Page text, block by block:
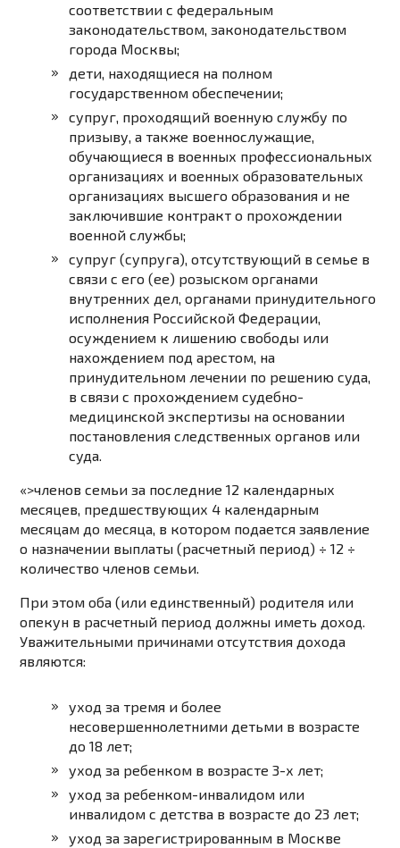
соответствии с федеральным
законодательством, законодательством
города Москвы;
дети, находящиеся на полном
государственном обеспечении;
супруг, проходящий военную службу по
призыву, а также военнослужащие,
обучающиеся в военных профессиональных
организациях и военных образовательных
организациях высшего образования и не
заключившие контракт о прохождении
военной службы;
супруг (супруга), отсутствующий в семье в
связи с его (ее) розыском органами
внутренних дел, органами принудительного
исполнения Российской Федерации,
осуждением к лишению свободы или
нахождением под арестом, на
принудительном лечении по решению суда,
в связи с прохождением судебно-
медицинской экспертизы на основании
постановления следственных органов или
суда.
«>членов семьи за последние 12 календарных
месяцев, предшествующих 4 календарным
месяцам до месяца, в котором подается заявление
о назначении выплаты (расчетный период) ÷ 12 ÷
количество членов семьи.
При этом оба (или единственный) родителя или
опекун в расчетный период должны иметь доход.
Уважительными причинами отсутствия дохода
являются:
уход за тремя и более
несовершеннолетними детьми в возрасте
до 18 лет;
уход за ребенком в возрасте 3-х лет;
уход за ребенком-инвалидом или
инвалидом с детства в возрасте до 23 лет;
уход за зарегистрированным в Москве